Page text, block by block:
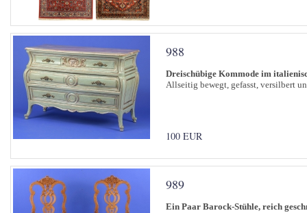
988
Dreischübige Kommode im
Allseitig bewegt, gefasst, versilbert
100 EUR
989
Ein Paar Barock-Stühle, reich